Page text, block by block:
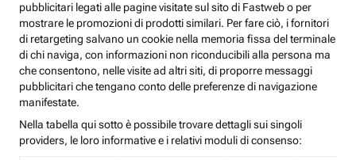
pubblicitari legati alle pagine visitate sul sito di Fastweb o per
mostrare le promozioni di prodotti similari. Per fare ciò, i fornitori
di retargeting salvano un cookie nella memoria fissa del terminale
di chi naviga, con informazioni non riconducibili alla persona ma
che consentono, nelle visite ad altri siti, di proporre messaggi
pubblicitari che tengano conto delle preferenze di navigazione
manifestate.
Nella tabella qui sotto è possibile trovare dettagli sui singoli
providers, le loro informative e i relativi moduli di consenso: